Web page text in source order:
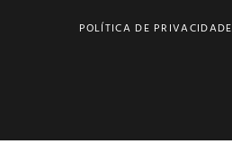
POLÍTICA DE PRIVACIDADE